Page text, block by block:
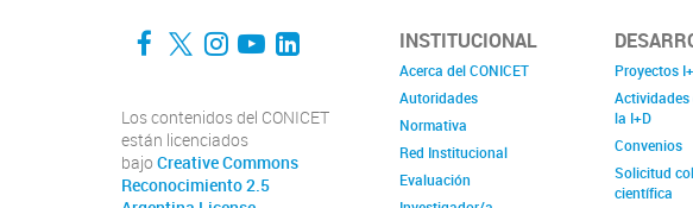
Facebook
Twitter
Instagram
YouTube
LinkedIn
Los contenidos del CONICET
están licenciados
bajo Creative Commons
Reconocimiento 2.5
INSTITUCIONAL
Acerca del CONICET
Autoridades
Normativa
Red Institucional
Evaluación
Proyectos
Actividades
la I+D
Convenios
Solicitud
científica